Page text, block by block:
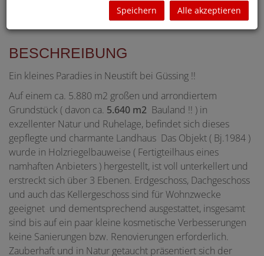
BESCHREIBUNG
Ein kleines Paradies in Neustift bei Güssing !!
Auf einem ca. 5.880 m2 großen und arrondiertem
Grundstück ( davon ca. 5.640 m2 Bauland !! ) in
exzellenter Natur und Ruhelage, befindet sich dieses
gepflegte und charmante Landhaus Das Objekt ( Bj.1984 )
wurde in Holzriegelbauweise ( Fertigteilhaus eines
namhaften Anbieters ) hergestellt, ist voll unterkellert und
erstreckt sich über 3 Ebenen. Erdgeschoss, Dachgeschoss
und auch das Kellergeschoss sind für Wohnzwecke
geeignet und dementsprechend ausgestattet, insgesamt
sind bis auf ein paar kleine kosmetische Verbesserungen
keine Sanierungen bzw. Renovierungen erforderlich.
Zauberhaft und in Natur getaucht präsentiert sich der
Speichern Alle akzeptieren